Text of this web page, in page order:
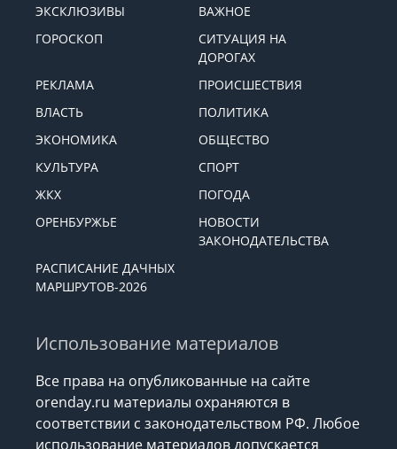
АРХИВ
СПРАВОЧНИК
ЭКСКЛЮЗИВЫ
ВАЖНОЕ
ДОРОГАХ
РЕКЛАМА
ПРОИСШЕСТВИЯ
ВЛАСТЬ
ПОЛИТИКА
ЭКОНОМИКА
ОБЩЕСТВО
КУЛЬТУРА
СПОРТ
ЖКХ
ПОГОДА
Использование материалов
Все права на опубликованные на сайте
orenday.ru материалы охраняются в